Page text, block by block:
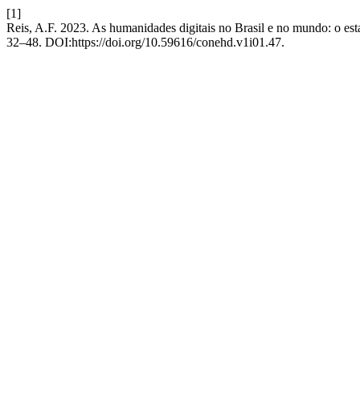
[1]
Reis, A.F. 2023. As humanidades digitais no Brasil e no mundo: o
32–48. DOI:https://doi.org/10.59616/conehd.v1i01.47.